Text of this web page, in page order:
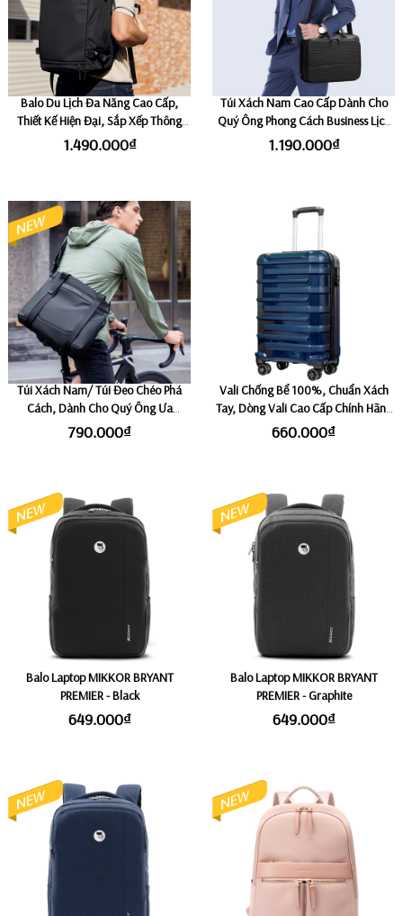
Balo Du Lịch Đa Năng Cao Cấp,
Thiết Kế Hiện Đại, Sắp Xếp Thông
Minh, Ngăn Laptop Riêng 17,3 inch
1.490.000₫
Túi Xách Nam Cao Cấp Dành Cho
Quý Ông Phong Cách Business Lịch
Lãm, Kết hợp Minimalist Hiện Đại,
1.190.000₫
Túi Xách Nam/ Túi Đeo Chéo Phá
Cách, Dành Cho Quý Ông Ưa
Chuộng Sự Tinh Tế, Thiết Kế Phẳng,
790.000₫
Vali Chống Bể 100%, Chuẩn Xách
Tay, Dòng Vali Cao Cấp Chính Hãng
HP TRAVELKING PP680 - Navy
660.000₫
Balo Laptop MIKKOR BRYANT
PREMIER - Black
649.000₫
Balo Laptop MIKKOR BRYANT
PREMIER - Graphite
649.000₫